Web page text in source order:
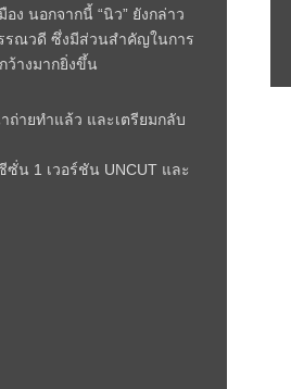
นอกจากนี้ “นิว” ยังกล่าว
รณวดี ซึ่งมีส่วนสำคัญในการ
ว้างมากยิ่งขึ้น
ถ่ายทำแล้ว และเตรียมกลับ
ซั่น 1 เวอร์ชัน UNCUT และ